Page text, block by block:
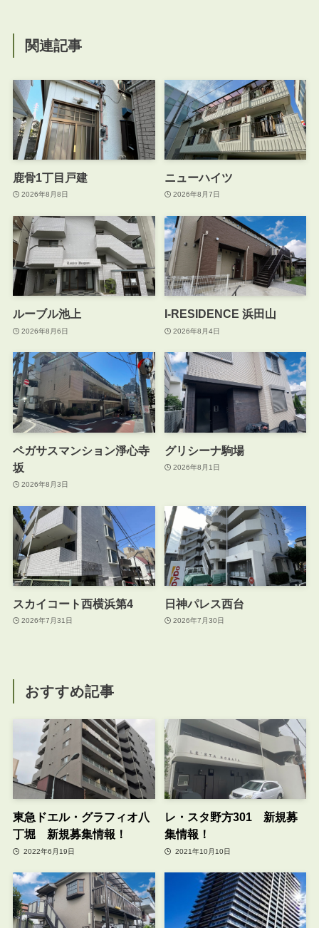
関連記事
鹿骨1丁目戸建
2026年8月8日
ニューハイツ
2026年8月7日
ルーブル池上
2026年8月6日
I-RESIDENCE 浜田山
2026年8月4日
ペガサスマンション淨心寺
坂
2026年8月3日
グリシーナ駒場
2026年8月1日
スカイコート西横浜第4
2026年7月31日
日神パレス西台
2026年7月30日
おすすめ記事
東急ドエル・グラフィオ八
丁堀 新規募集情報！
2022年6月19日
レ・スタ野方301 新規募
集情報！
2021年10月10日